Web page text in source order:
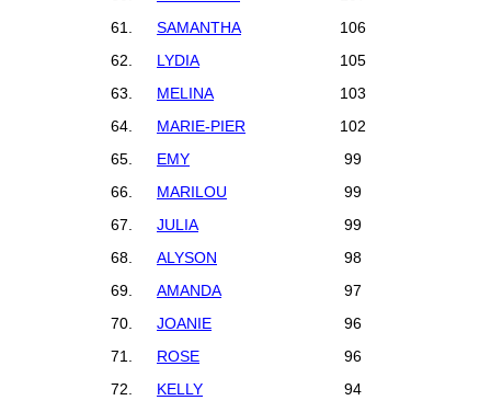
61.
SAMANTHA
106
62.
LYDIA
105
63.
MELINA
103
64.
MARIE-PIER
102
65.
EMY
99
66.
MARILOU
99
67.
JULIA
99
68.
ALYSON
98
69.
AMANDA
97
70.
JOANIE
96
71.
ROSE
96
72.
KELLY
94